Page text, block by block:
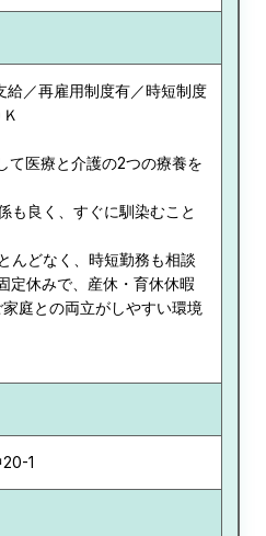
給／再雇用制度有／時短制度
て医療と介護の2つの療養を
も良く、すぐに馴染むこと
んどなく、時短勤務も相談
定休みで、産休・育休休暇
庭との両立がしやすい環境
1